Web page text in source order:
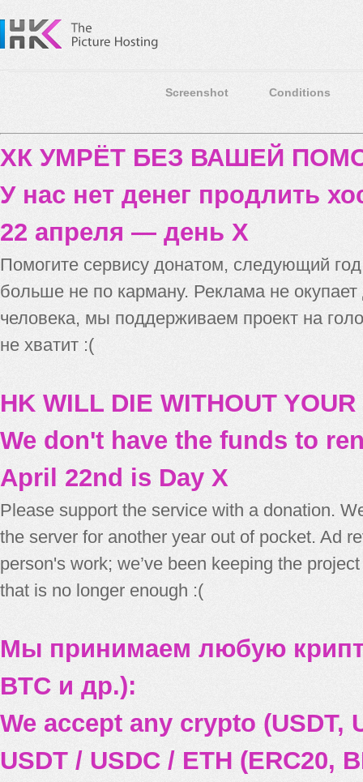
Screenshot Conditions
ХК УМРЁТ БЕЗ ВАШЕЙ
У нас нет денег продлить
22 апреля — день X
Помогите сервису донатом, следующий
больше не по карману. Реклама не
человека, мы поддерживаем проект на
не хватит :(
HK WILL DIE WITHOUT
We don't have the funds to
April 22nd is Day X
Please support the service with a donation.
the server for another year out of pocket. Ad
person's work; we’ve been keeping the
that is no longer enough :(
Мы принимаем любую
BTC и др.):
We accept any crypto (USDT,
USDT / USDC / ETH (ERC20,